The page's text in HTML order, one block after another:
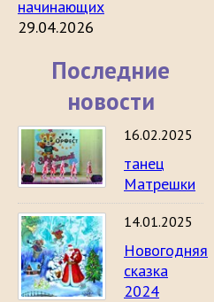
начинающих
29.04.2026
Последние
новости
16.02.2025
танец
Матрешки
14.01.2025
Новогодняя
сказка
2024